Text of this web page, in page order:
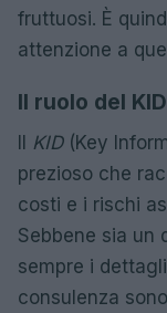
fruttuosi. È
attenzione a
Il ruolo del KID
Il KID(Key
prezioso che
costi e i rischi
Sebbene sia un
sempre i
consulenza